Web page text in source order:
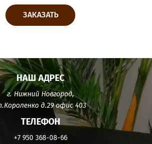
ЗАКАЗАТЬ
НАШ АДРЕС
г. Нижний Новгород,
д.29 офис 403
ТЕЛЕФОН
+7 950 368-08-66